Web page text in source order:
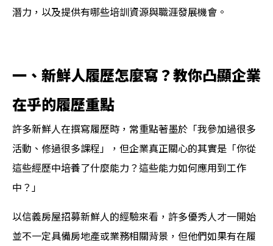
潛力，以及提供有哪些培訓資源與職涯發展機會。
一、新鮮人履歷怎麼寫？教你凸顯企業
在乎的履歷重點
許多新鮮人在撰寫履歷時，常重點著墨於「我參加過很多
活動、修過很多課程」，但企業真正關心的其實是「你從
這些經歷中培養了什麼能力？這些能力如何應用到工作
中？」
以信義房屋招募新鮮人的經驗來看，許多優秀人才一開始
並不一定具備房地產或業務相關背景，但他們如果有在履